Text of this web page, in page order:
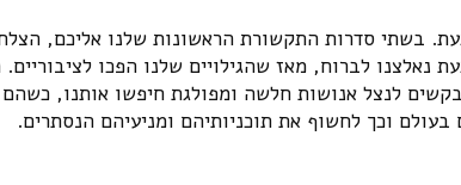
בשתי סדרות התקשורת הראשונות שלנו אליכם,
לברוח, מאז שהגילויים שלנו הפכו
לנצל אנושות חלשה ומפולגת חיפשו אותנו,
בעולם וכך לחשוף את תוכניותיהם ומניעיהם הנסתרים.